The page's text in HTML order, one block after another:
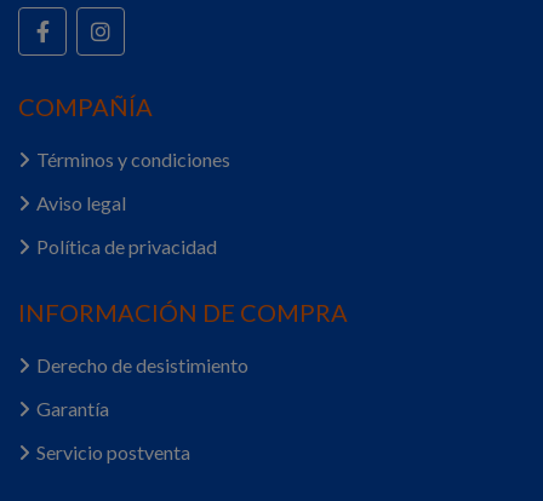
COMPAÑÍA
Términos y condiciones
Aviso legal
Política de privacidad
INFORMACIÓN DE COMPRA
Derecho de desistimiento
Garantía
Servicio postventa